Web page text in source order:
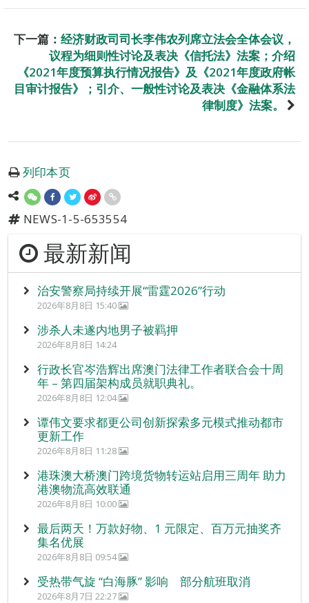
下一篇： 经济财政司司长李伟农列席立法会全体会议，
议程为细则性讨论及表决《信托法》法案；介绍
《2021年度预算执行情况报告》及《2021年度政府帐
目审计报告》；引介、一般性讨论及表决《金融体系法
律制度》法案。
列印本页
NEWS-1-5-653554
最新新闻
治安警察局持续开展“雷霆2026”行动
2026年8月8日 15:40
涉杀人未遂内地男子被羁押
2026年8月8日 14:24
行政长官岑浩辉出席澳门法律工作者联合会十周
年 – 第四届架构成员就职典礼。
2026年8月8日 12:04
谭伟文要求都更公司创新探索多元模式推动都市
更新工作
2026年8月8日 11:28
港珠澳大桥澳门跨境货物转运站启用三周年 助力
港澳物流高效联通
2026年8月8日 10:00
最后两天！万款好物、1 元限定、百万元抽奖齐
集名优展
2026年8月8日 09:54
受热带气旋 “白海豚” 影响 部分航班取消
2026年8月7日 22:27